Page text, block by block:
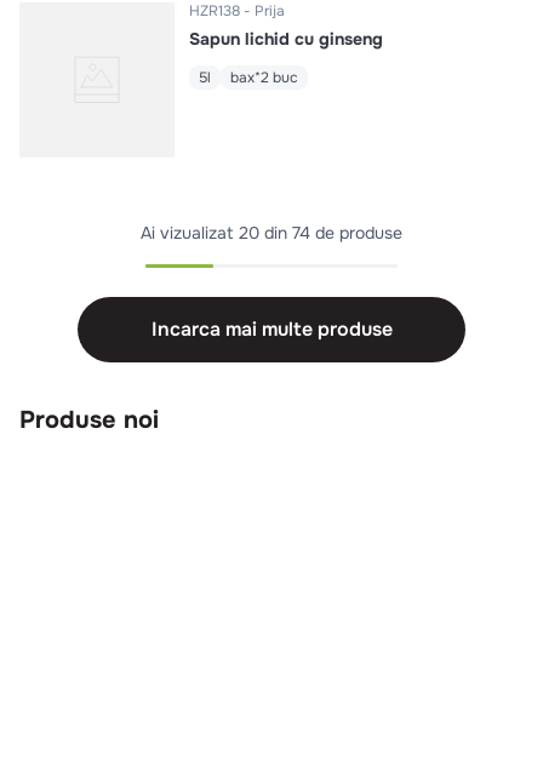
HZR138 Prija
Sapun lichid cu ginseng
5l bax*2 buc
Ai vizualizat 20 din 74 de produse
Incarca mai multe produse
Produse noi